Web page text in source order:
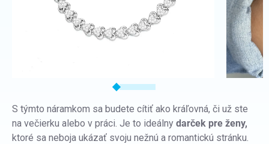
S týmto náramkom sa budete cítiť ako kráľovná, či už ste
na večierku alebo v práci. Je to ideálny darček pre ženy,
ktoré sa neboja ukázať svoju nežnú a romantickú stránku.